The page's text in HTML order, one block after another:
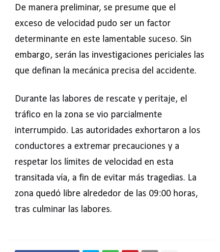
De manera preliminar, se presume que el
exceso de velocidad pudo ser un factor
determinante en este lamentable suceso. Sin
embargo, serán las investigaciones periciales las
que definan la mecánica precisa del accidente.
Durante las labores de rescate y peritaje, el
tráfico en la zona se vio parcialmente
interrumpido. Las autoridades exhortaron a los
conductores a extremar precauciones y a
respetar los límites de velocidad en esta
transitada vía, a fin de evitar más tragedias. La
zona quedó libre alrededor de las 09:00 horas,
tras culminar las labores.